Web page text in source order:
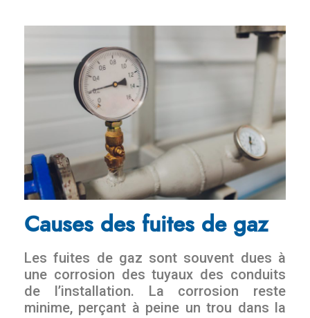
Causes des fuites de gaz
Les fuites de gaz sont souvent dues à
une corrosion des tuyaux des conduits
de l’installation. La corrosion reste
minime, perçant à peine un trou dans la